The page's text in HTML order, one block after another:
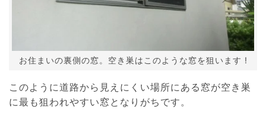
お住まいの裏側の窓。空き巣はこのような窓を狙います !
このように道路から見えにくい場所にある窓が空き巣
に最も狙われやすい窓となりがちです。